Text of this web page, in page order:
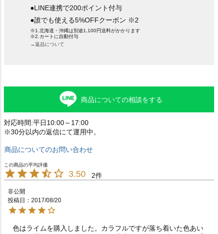
●LINE連携で200ポイント付与
●誰でも使える5%OFFクーポン ※2
※1.北海道・沖縄は別途1,100円送料がかかります
※2.カートに自動付与
→返品について
商品についての相談をする
対応時間:平日10:00～17:00
※30分以内の返信にて運用中。
商品についてのお問い合わせ
3.50 2
非公開
投稿日
2017/08/20
色はライムを購入しました。カラフルですが落ち着いた色あい